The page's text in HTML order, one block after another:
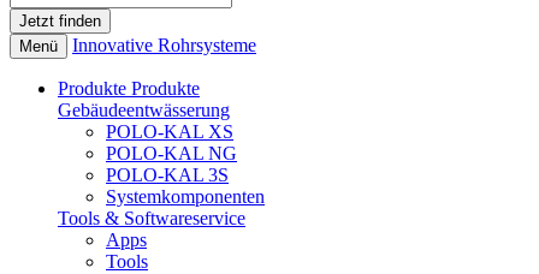
Menü Innovative Rohrsysteme
Produkte Produkte
Gebäudeentwässerung
POLO-KAL XS
POLO-KAL NG
POLO-KAL 3S
Systemkomponenten
Tools & Softwareservice
Apps
Tools